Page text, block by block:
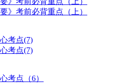
》考前必背重点（上）
考点(7)
考点(7)
考点（6）